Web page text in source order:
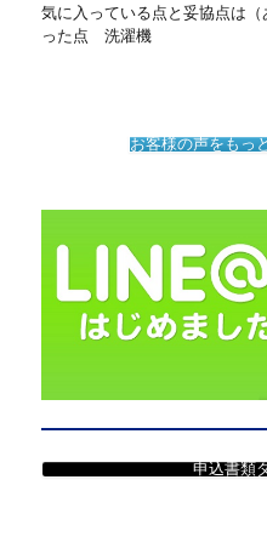
気に入っている点と妥協点は
った点 洗濯機
お客様の声をもっ
申込書類